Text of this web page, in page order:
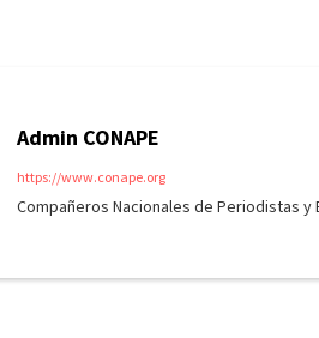
Admin CONAPE
https://www.conape.org
Compañeros Nacionales de Periodistas y